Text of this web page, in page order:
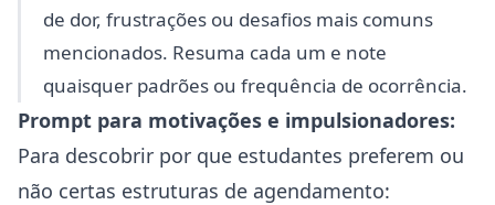
de dor, frustrações ou desafios mais comuns
mencionados. Resuma cada um e note
quaisquer padrões ou frequência de ocorrência.
Prompt para motivações e impulsionadores:
Para descobrir por que estudantes preferem ou
não certas estruturas de agendamento: